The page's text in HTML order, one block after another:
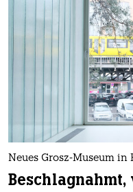
Neues Grosz-Museum in